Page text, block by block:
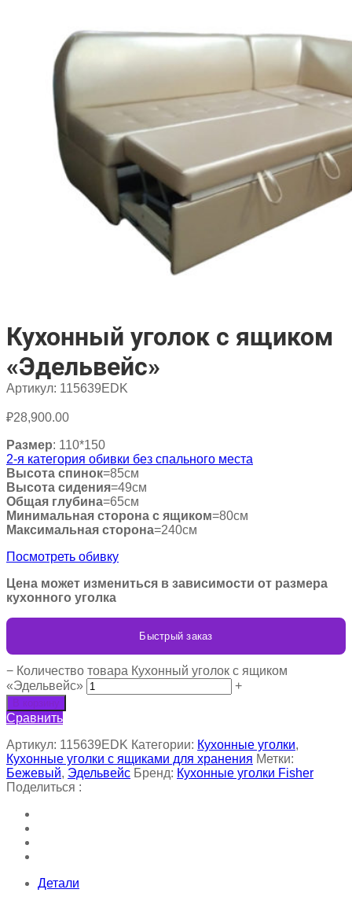
Кухонный уголок с ящиком
«Эдельвейс»
Артикул: 115639EDK
₽28,900.00
Размер: 110*150
2-я категория обивки без спального места
Высота спинок=85см
Высота сидения=49см
Общая глубина=65см
Минимальная сторона с ящиком=80см
Максимальная сторона=240см
Посмотреть обивку
Цена может измениться в зависимости от размера
кухонного уголка
Быстрый заказ
− Количество товара Кухонный уголок с ящиком
«Эдельвейс»
+
В корзину
Сравнить
Артикул: 115639EDK Категории: Кухонные уголки,
Кухонные уголки с ящиками для хранения Метки:
Бежевый, Эдельвейс Бренд: Кухонные уголки Fisher
Поделиться :
Детали